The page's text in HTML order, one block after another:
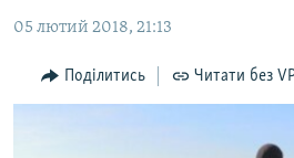
основної
Перейти
до
БЛОГИ
ПОГЛЯД
05 лютий 2018, 21:13
Поділитись Читати без